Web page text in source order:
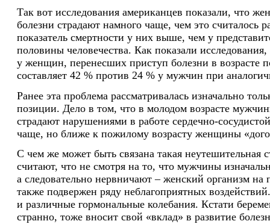
Так вот исследования американцев показали, что
болезни страдают намного чаще, чем это считалось
показатель смертности у них выше, чем у
половины человечества. Как показали
у женщин, перенесших приступ болезни в возрасте
составляет 42 % против 24 % у мужчин при
Ранее эта проблема рассматривалась изначально
позиции. Дело в том, что в молодом возрасте
страдают нарушениями в работе сердечно-
чаще, но ближе к пожилому возрасту женщины
С чем же может быть связана такая неутешительная
считают, что не смотря на то, что мужчины
а следовательно нервничают – женский организм
также подвержен ряду неблагоприятных
и различные гормональные колебания. Кстати
странно, тоже вносит свой «вклад» в развитие